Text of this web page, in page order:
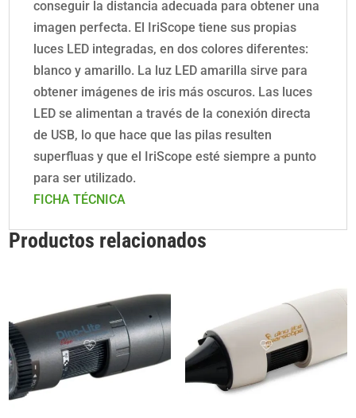
conseguir la distancia adecuada para obtener una
imagen perfecta. El IriScope tiene sus propias
luces LED integradas, en dos colores diferentes:
blanco y amarillo. La luz LED amarilla sirve para
obtener imágenes de iris más oscuros. Las luces
LED se alimentan a través de la conexión directa
de USB, lo que hace que las pilas resulten
superfluas y que el IriScope esté siempre a punto
para ser utilizado.
FICHA TÉCNICA
Productos relacionados